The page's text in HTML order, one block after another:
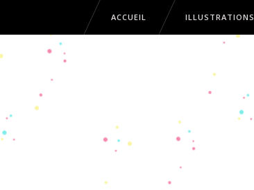
ACCUEIL ILLUSTRATIONS